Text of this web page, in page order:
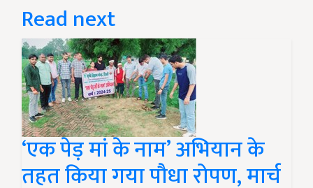
Read next
‘एक पेड़ मां के नाम’ अभियान के
तहत किया गया पौधा रोपण, मार्च